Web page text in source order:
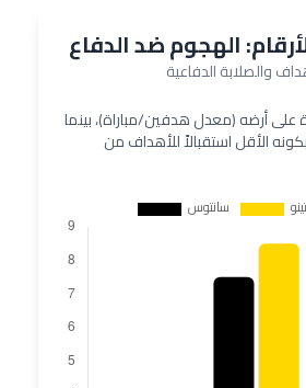
الهجوم ضد الدفاع
والصلابة الدفاعية
أرضه (معدل هدفين/مباراة)، بينما
الأقل استقبالاً للأهداف من